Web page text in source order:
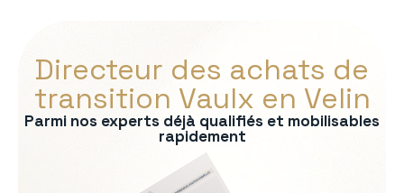
Directeur des achats de
transition Vaulx en Velin
Parmi nos experts déjà qualifiés et mobilisables
rapidement